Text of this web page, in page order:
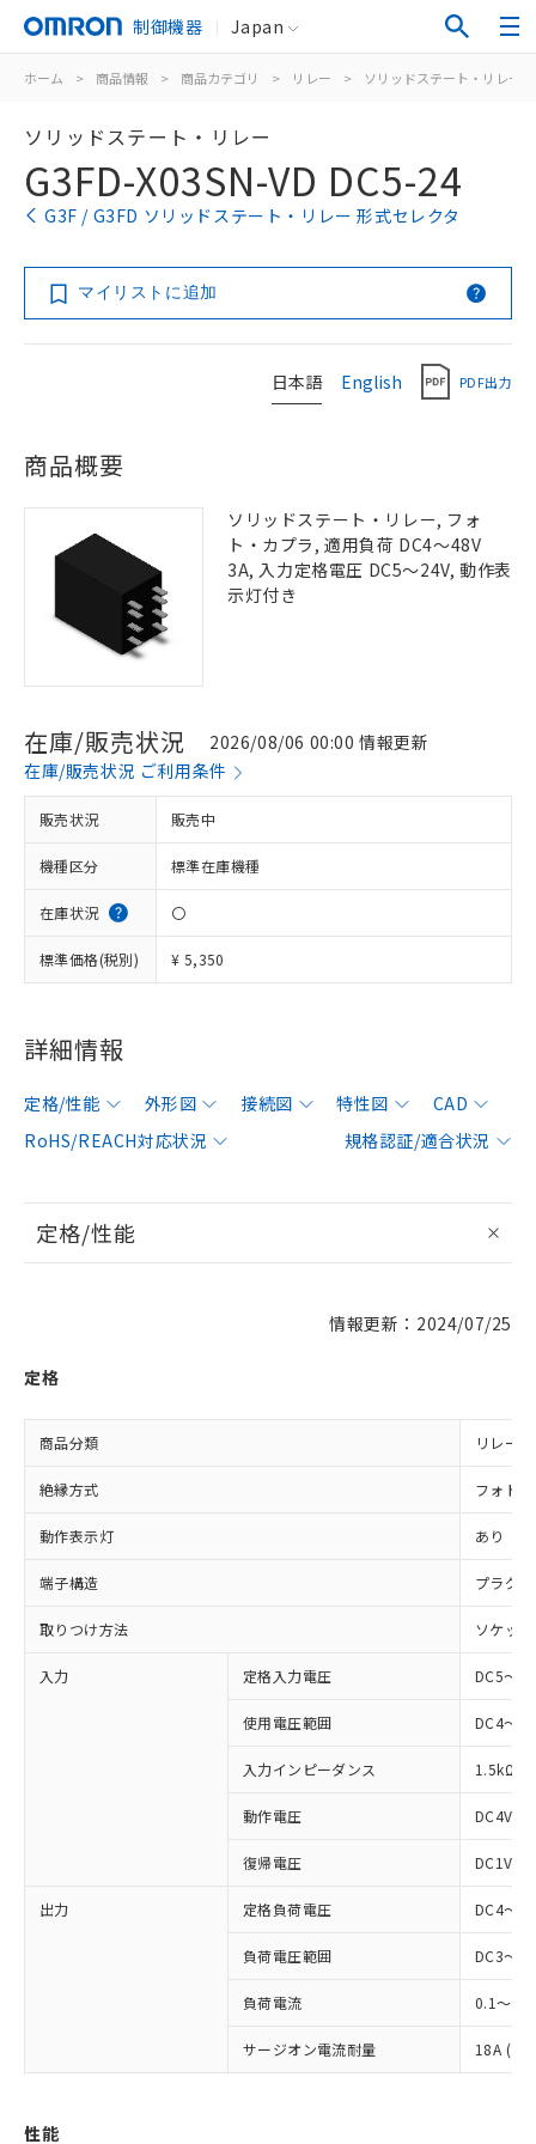
制御機器 Japan
ホーム > 商品情報 > 商品カテゴリ > リレー > ソリッドステート・リレー
ソリッドステート・リレー
G3FD-X03SN-VD DC5-24
G3F / G3FD ソリッドステート・リレー 形式セレクタ
マイリストに追加
日本語 English PDF出力
商品概要
ソリッドステート・リレー, フォ
ト・カプラ, 適用負荷 DC4～48V
3A, 入力定格電圧 DC5～24V, 動作表
示灯付き
在庫/販売状況
2026/08/06 00:00 情報更新
在庫/販売状況 ご利用条件
販売状況 販売中
機種区分 標準在庫機種
在庫状況 〇
標準価格(税別) ¥ 5,350
詳細情報
定格/性能 外形図 接続図 特性図
CAD
RoHS/REACH対応状況
規格認証/適合状況
定格/性能
情報更新：2024/07/25
定格
商品分類 リレー
絶縁方式 フォト
動作表示灯 あり
端子構造 プラグ
取りつけ方法 ソケット
入力 定格入力電圧 DC5～
使用電圧範囲 DC4～
入力インピーダンス
動作電圧 DC4V以
復帰電圧 DC1V以
出力 定格負荷電圧 DC4～
負荷電圧範囲 DC3～
負荷電流 0.1～
サージオン電流耐量 18A
性能
対応済み：EU RoHS指令（10物質）の